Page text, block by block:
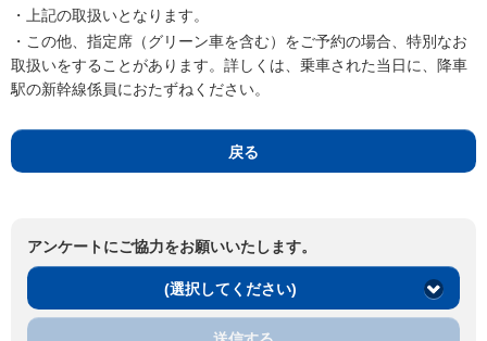
・上記の取扱いとなります。
・この他、指定席（グリーン車を含む）をご予約の場合、特別なお
取扱いをすることがあります。詳しくは、乗車された当日に、降車
駅の新幹線係員におたずねください。
戻る
アンケートにご協力をお願いいたします。
(選択してください)